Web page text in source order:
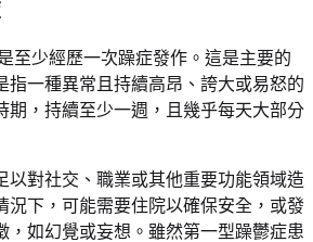
至少經歷一次躁症發作。這是主要的
指一種異常且持續高昂、誇大或易怒的
期，持續至少一週，且幾乎每天大部分
以對社交、職業或其他重要功能領域造
況下，可能需要住院以確保安全，或發
，如幻覺或妄想。雖然第一型躁鬱症患